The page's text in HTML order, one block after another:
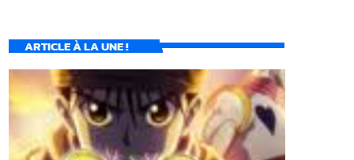
ARTICLE À LA UNE !